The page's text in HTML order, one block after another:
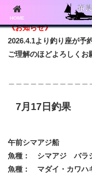
《お知らせ》
2026.4.1より釣り座が予
ご理解のほどよろしくお
7月17日釣果
午前シマアジ船
魚種： シマアジ バラ
魚種： マダイ・カワハ
HOME